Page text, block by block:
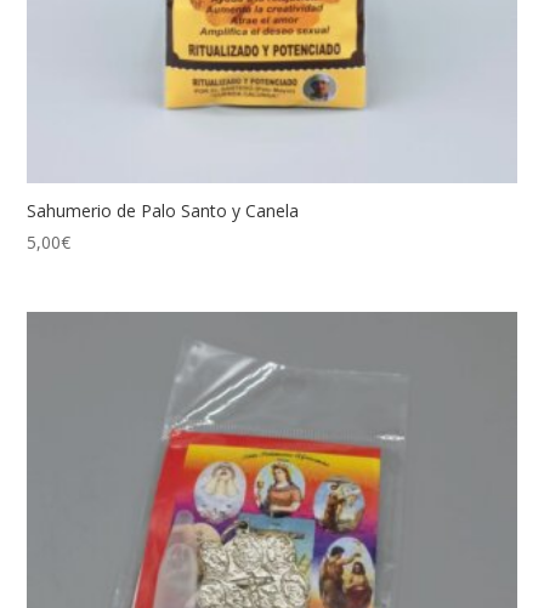
Sahumerio de Palo Santo y Canela
5,00€